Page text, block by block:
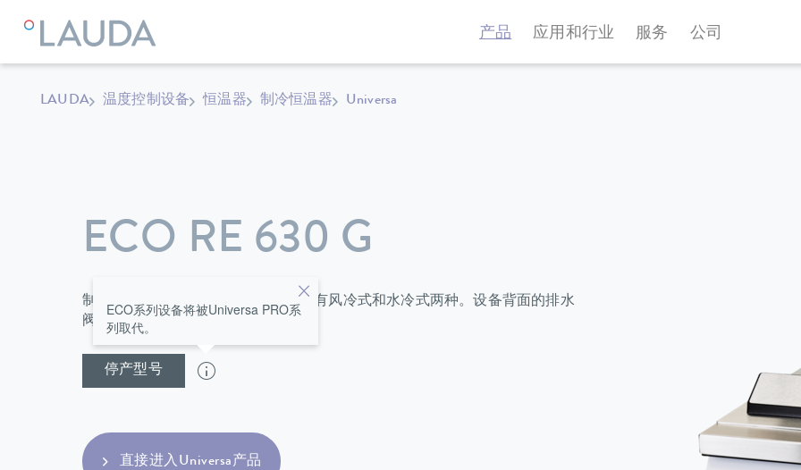
产品 应用和行业 服务 公司
LAUDA 温度控制设备 恒温器 制冷恒温器 Universa
ECO RE 630 G
制冷型恒温器标配浴槽盖和泵接口，有风冷式和水冷式两种。设备背面的排水
阀可以方便安全地更换温度控制液。
停产型号
ECO系列设备将被Universa PRO系
列取代。
直接进入Universa产品